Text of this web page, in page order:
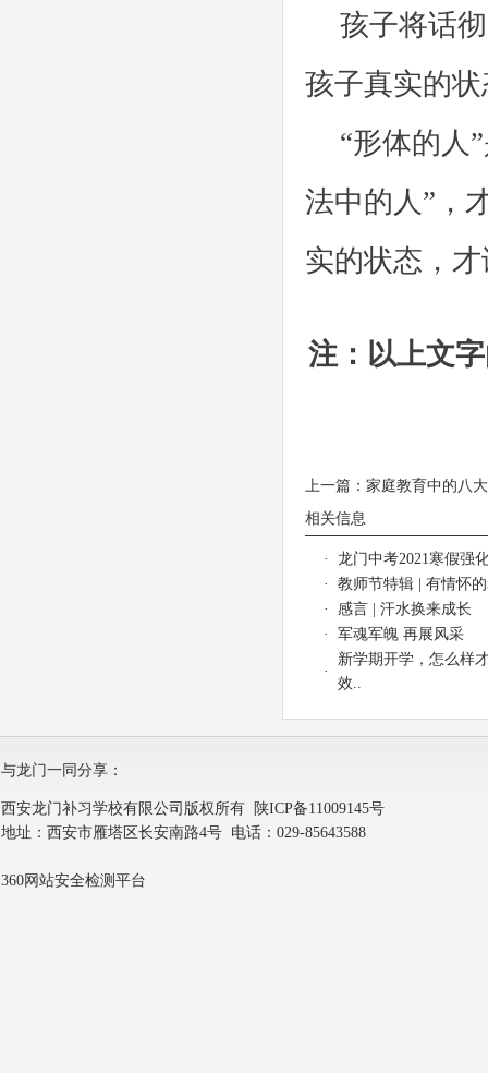
孩子将话
孩子真实的
“形体的人
法中的人”，
实的状态，
注：以上文
上一篇： 家庭教育中的八
相关信息
·
龙门中考2021寒假强
·
教师节特辑 | 有情怀
·
感言 | 汗水换来成长
·
军魂军魄 再展风采
·
新学期开学，怎么样
效..
与龙门一同分享：
西安龙门补习学校有限公司版权所有
陕ICP备11009145号
地址：西安市雁塔区长安南路4号 电话：029-85643588
360网站安全检测平台